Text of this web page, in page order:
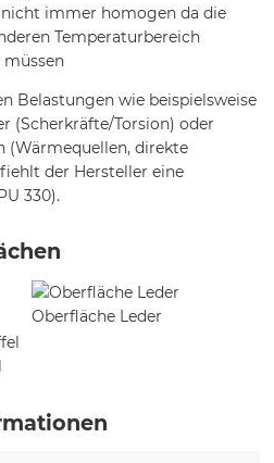
immer homogen da die
Temperaturbereich
Belastungen wie beispielsweise
(Scherkräfte/Torsion) oder
(Wärmequellen, direkte
der Hersteller eine
330).
Oberfläche Leder